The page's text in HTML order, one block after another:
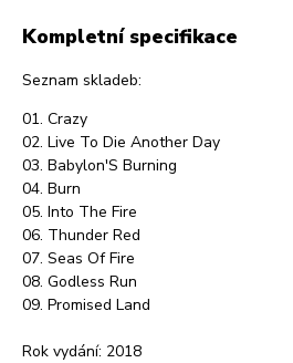
Kompletní specifikace
Seznam skladeb:
01. Crazy
02. Live To Die Another Day
03. Babylon'S Burning
04. Burn
05. Into The Fire
06. Thunder Red
07. Seas Of Fire
08. Godless Run
09. Promised Land
Rok vydání: 2018